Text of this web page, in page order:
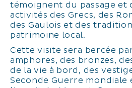
témoignent du passage et
activités des Grecs, des
des Gaulois et des
patrimoine local.
Cette visite sera bercée
amphores, des bronzes,
de la vie à bord, des
Seconde Guerre mondiale